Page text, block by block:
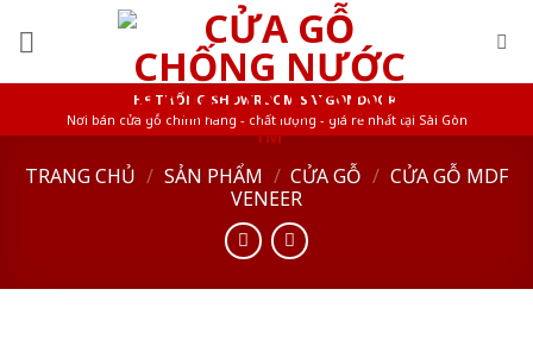
HỆ THỐNG SHOWROOM SAIGONDOOR
Nơi bán cửa gỗ chính hãng - chất lượng - giá rẻ nhất tại Sài Gòn
TRANG CHỦ / SẢN PHẨM / CỬA GỖ / CỬA GỖ MDF
VENEER